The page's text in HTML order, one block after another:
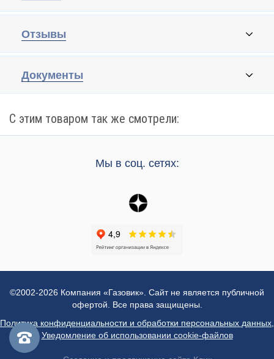
Отзывы
Документы
С этим товаром так же смотрели:
Мы в соц. сетях:
©2002-2026 Компания «Газовик». Сайт не является публичной
офертой. Все права защищены.
Политика конфиденциальности и обработки персональных данных
Уведомление об использовании cookie-файлов